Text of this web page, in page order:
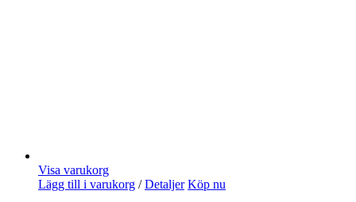
Visa varukorg
Lägg till i varukorg / Detaljer Köp nu